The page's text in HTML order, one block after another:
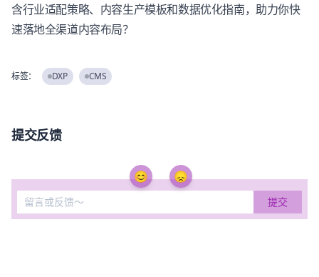
含行业适配策略、内容生产模板和数据优化指南，助力你快
速落地全渠道内容布局？
标签： DXP CMS
提交反馈
😊 😞